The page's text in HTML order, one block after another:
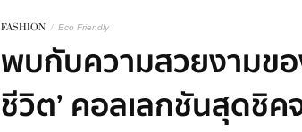
FASHION / Eco Friendly
พบกับความสวยงามขอ
ชีวิต’ คอลเลกชันสุดชิค